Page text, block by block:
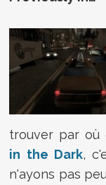
trouver par où
in the Dark,
n'ayons pas